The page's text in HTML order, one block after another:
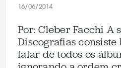
16/06/2014
Por: Cleber Facchi A
Discografias consiste
falar de todos os